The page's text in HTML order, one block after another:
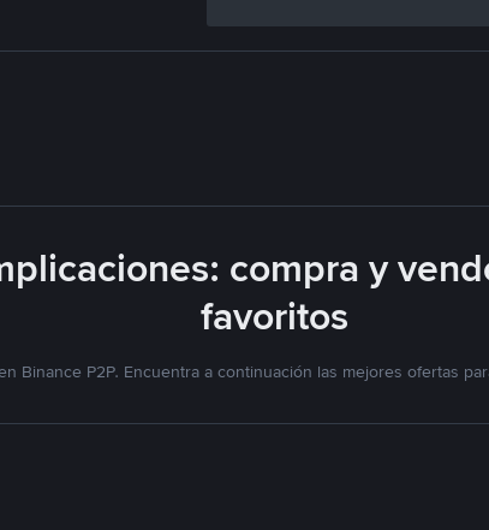
compra y
favoritos
Binance P2P. Encuentra a continuación las mejores ofertas